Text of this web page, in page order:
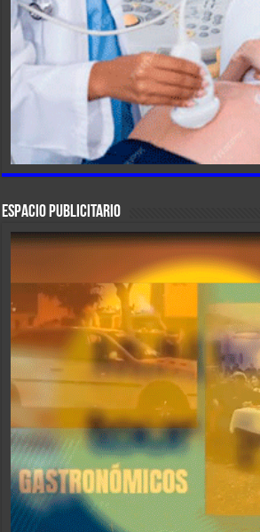
ESPACIO PUBLICITARIO